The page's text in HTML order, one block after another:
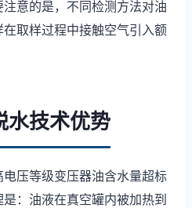
意的是，不同检测方法对油
取样过程中接触空气引入额
水技术优势
压等级变压器油含水量超标
：油液在真空罐内被加热到